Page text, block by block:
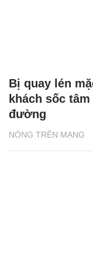
NÓNG TRÊN MẠNG
Bị quay lén
khách sốc
đường